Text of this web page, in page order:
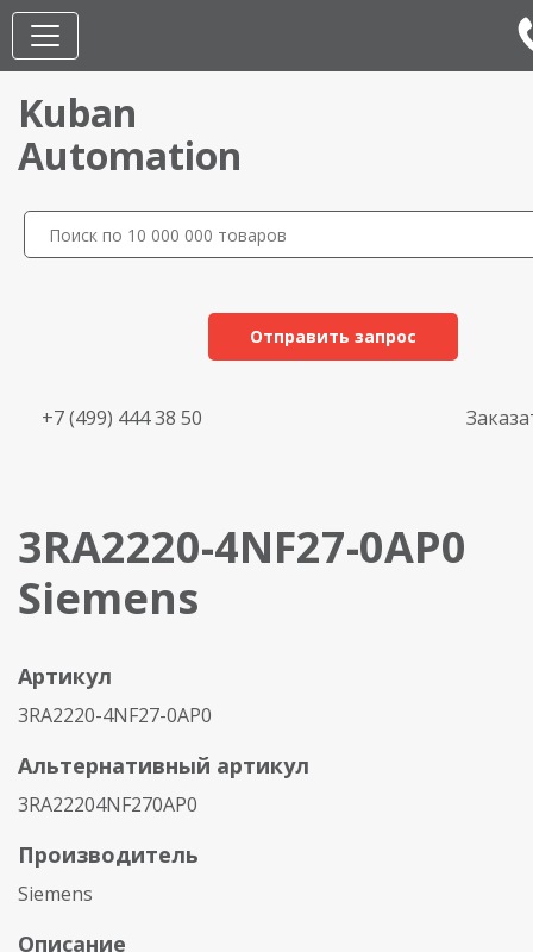
Kuban
Automation
Отправить запрос
+7 (499) 444 38 50
3RA2220-4NF27-0AP0
Siemens
Артикул
3RA2220-4NF27-0AP0
Альтернативный артикул
3RA22204NF270AP0
Производитель
Siemens
Описание